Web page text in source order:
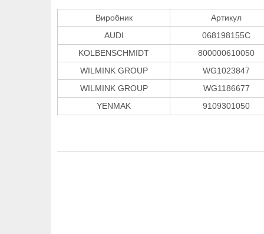
Виробник
Артикул
AUDI
068198155C
KOLBENSCHMIDT
800000610050
WILMINK GROUP
WG1023847
WILMINK GROUP
WG1186677
YENMAK
9109301050